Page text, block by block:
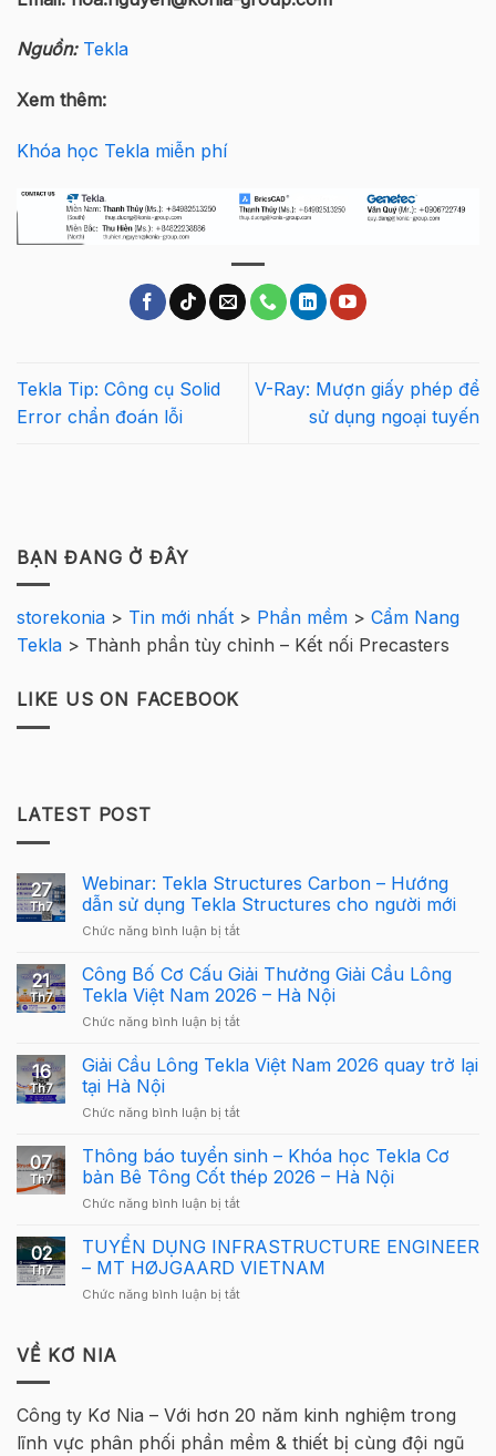
Nguồn: Tekla
Xem thêm:
Khóa học Tekla miễn phí
Tekla Tip: Công cụ Solid
Error chẩn đoán lỗi
V-Ray: Mượn giấy phép để
sử dụng ngoại tuyến
BẠN ĐANG Ở ĐÂY
storekonia > Tin mới nhất > Phần mềm > Cẩm Nang
Tekla > Thành phần tùy chỉnh – Kết nối Precasters
LIKE US ON FACEBOOK
LATEST POST
27
Th7
Webinar: Tekla Structures Carbon – Hướng
dẫn sử dụng Tekla Structures cho người mới
Chức năng bình luận bị tắtở
Tekla
Structures
Carbon
–
dẫn
Tekla
cho
người
21
Th7
Công Bố Cơ Cấu Giải Thưởng Giải Cầu Lông
Tekla Việt Nam 2026 – Hà Nội
Chức năng bình luận bị tắtở
Bố
Cơ
Giải
Giải
Cầu
Lông
Tekla
Nam
2026
Hà
16
Th7
Giải Cầu Lông Tekla Việt Nam 2026 quay trở lại
tại Hà Nội
Chức năng bình luận bị tắtở
Cầu
Lông
Tekla
Việt
2026
quay
lại
07
Th7
Thông báo tuyển sinh – Khóa học Tekla Cơ
bản Bê Tông Cốt thép 2026 – Hà Nội
Chức năng bình luận bị tắtở
báo
tuyển
sinh
–
Bê
Cốt
02
Th7
TUYỂN DỤNG INFRASTRUCTURE ENGINEER
– MT HØJGAARD VIETNAM
Chức năng bình luận bị tắtở
MT
HØJGAARD
VIETNAM
VỀ KƠ NIA
Công ty Kơ Nia – Với hơn 20 năm kinh nghiệm trong
lĩnh vực phân phối phần mềm & thiết bị cùng đội ngũ